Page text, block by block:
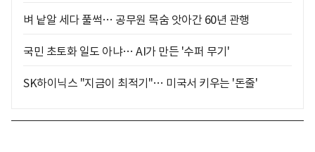
벼 낱알 세다 풀썩… 공무원 목숨 앗아간 60년 관행
국민 초토화 일도 아냐… AI가 만든 '수퍼 무기'
SK하이닉스 "지금이 최적기"… 미국서 키우는 '돈줄'